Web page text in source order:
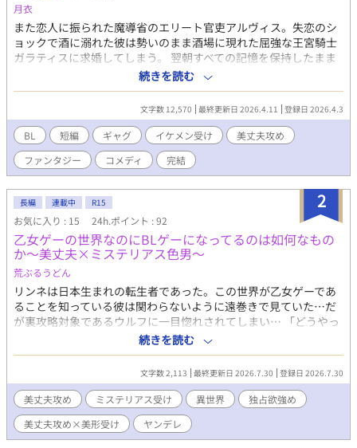
月衣
また恋人に振られた魔導省のエリート官吏アルヴィス。失恋のシ
ョックで酒に溺れた彼は勢いのまま酒場に現れた屈強な王宮騎士
ガラティスに求婚してしまう。 翌朝すべての記憶を保持したまま
絶望するアルヴィスだったが当のガラティスはなぜか本気だっ
た。 「安心しろ。俺は誠実な男だ。一度決めたことは覆さない」
逃げようとするエリート魔導師と絶対に逃がさない最強騎士 貢ぎ
体質な男が捕まる強制恋愛コメディのつもりです！！
続きを読む
文字数 12,570 最終更新日 2026.4.11 登録日 2026.4.3
BL 短編 ギャグ イケメン受け
美丈夫攻め
ファンタジー
コメディ 完結
2
長編 連載中 R15
お気に入り : 15 24h.ポイント : 92
乙女ゲーの世界なのにBLゲーになってるのは如何なもの
か〜美丈夫×ミステリアス色男〜
荒ぶるうどん
リンネは日本生まれの転生者であった。この世界が乙女ゲーであ
ることを知っている彼は関わらないように遠巻きで見ていた…だ
が裏攻略対象であるウルフに一目惚れされてしまい… 「どうやっ
たらお前を俺だけのものに出来る？」 「なぁ、俺のところに来い
よ。」 「愛してるリンネ。」 ヤンデレ美丈夫に外堀を埋められ溺
愛される物語。 ▽強引な関係、同意のない描写を含むなどが含ま
れますご注意ください。
続きを読む
文字数 2,113 最終更新日 2026.7.30 登録日 2026.7.30
美丈夫攻め ミステリアス受け 異世界
独占欲強め
美丈夫攻め×美形受け
ヤンデレ